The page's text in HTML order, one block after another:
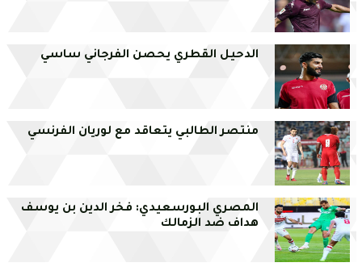
الدحيل القطري يحصن الفرجاني ساسي
منتصر الطالبي يتعاقد مع لوريان الفرنسي
المصري البورسعيدي: فخر الدين بن يوسف
هداف ضد الزمالك